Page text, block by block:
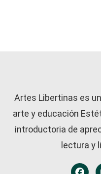
Artes Libertinas es
arte y educación
introductoria de
lectura y